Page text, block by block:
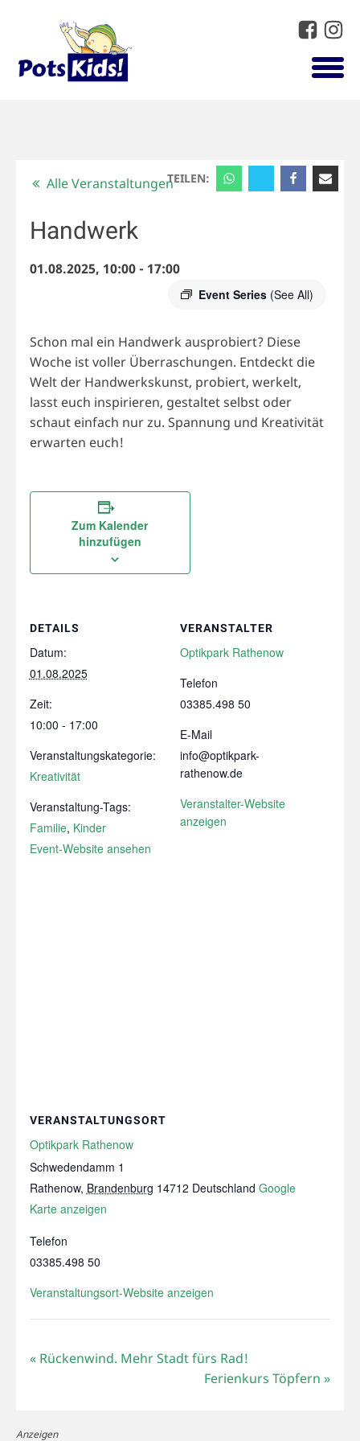
TEILEN:
Alle Veranstaltungen
Handwerk
01.08.2025, 10:00- 17:00
Event Series (See All)
Schon mal ein Handwerk ausprobiert? Diese
Woche ist voller Überraschungen. Entdeckt die
Welt der Handwerkskunst, probiert, werkelt,
lasst euch inspirieren, gestaltet selbst oder
schaut einfach nur zu. Spannung und Kreativität
erwarten euch!
Zum Kalender
hinzufügen
DETAILS
Datum:
01.08.2025
Zeit:
10:00 - 17:00
Veranstaltungskategorie:
Kreativität
Veranstaltung-Tags:
Familie, Kinder
Event-Website ansehen
VERANSTALTER
Optikpark Rathenow
Telefon
03385.498 50
E-Mail
info@optikpark-
rathenow.de
Veranstalter-Website
anzeigen
VERANSTALTUNGSORT
Optikpark Rathenow
Schwedendamm 1
Rathenow, Brandenburg 14712 Deutschland Google
Karte anzeigen
Telefon
03385.498 50
Veranstaltungsort-Website anzeigen
«Rückenwind. Mehr Stadt fürs Rad!
Ferienkurs Töpfern»
Anzeigen